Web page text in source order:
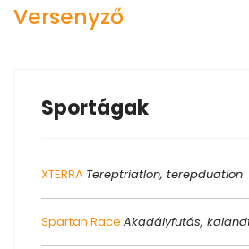
Versenyző
Sportágak
XTERRA Tereptriatlon, terepduatlon
Spartan Race Akadályfutás,